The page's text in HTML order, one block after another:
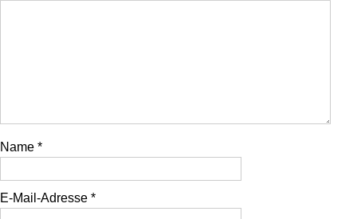
Name *
E-Mail-Adresse *